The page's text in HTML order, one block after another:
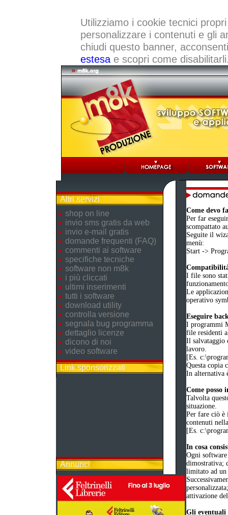
Utilizziamo i cookie tecnici
personalizzare i contenuti e gli
chiudi questo banner,
estesae scopri come
Altri servizi
shop on line
invio sms gratis da web
invio e-mail gratis
domande frequenti (FAQ)
commenti ai software
specifiche tecniche
software non m8k
i più cliccati
ultimi inserimenti
tutti i software
download utility
controlla versione
segnala bug programma
dettaglio licenze
dicono di noi
video software
Link sponsorizzati
Annunci
Come devo
Per far
scompattato
Seguite il
menù:
Start ->
I file sono
Le
operativo
Eseguire
I programmi
file residenti
Il salvataggio
lavoro.
[Es.
Questa copia
In alternativa
Come posso
Talvolta
situazione.
Per fare ciò è
contenuti
[Es.
In cosa
Ogni
dimostrativa;
limitato ad un
attivazione
Gli eventuali